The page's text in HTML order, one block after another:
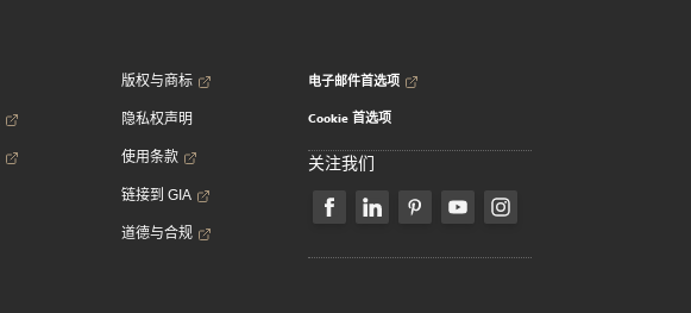
版权与商标
隐私权声明
使用条款
链接到 GIA
道德与合规
电子邮件首选项
Cookie 首选项
关注我们